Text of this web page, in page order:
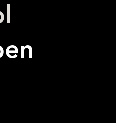
DIENSTEN